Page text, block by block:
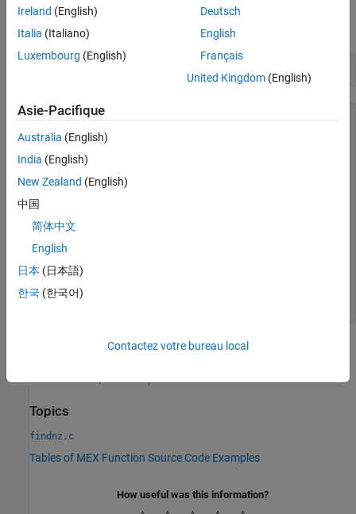
findnzdetermines the position of all nonzero elements in the
matrix.
nz =
     1     1
     4     1
     5     1
     3     2
     5     2
     1     3
     2     3
     4     3
     5     3
     2     4
     3     4
Topics
findnz.c
Tables of MEX Function Source Code Examples
How useful was this information?
Ireland (English)
Italia (Italiano)
Luxembourg (English)
Deutsch
English
Français
United Kingdom(English)
Asie-Pacifique
Australia (English)
India (English)
New Zealand (English)
中国
简体中文
English
日本 (日本語)
한국 (한국어)
Contactez votre bureau local